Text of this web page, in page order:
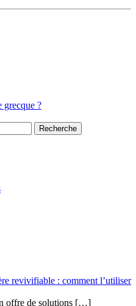
grecque ?
Recherche
revivifiable : comment l’utiliser
offre de solutions […]